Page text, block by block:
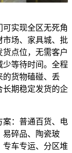
实现全区无死角
市场、家具城、批
点位，无需客户
少等待时间。全程
的货物磕碰、丢
长期稳定发货的企
案：普通百货、电
易碎品、陶瓷玻
车专运、分区堆